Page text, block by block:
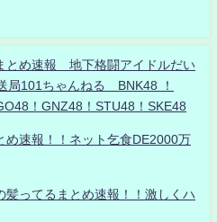
とめ速報 地下格闘アイドルだい
101ちゃんねる BNK48 ！
！GNZ48！STU48！SKE48
め速報！！ネット乞食DE2000万
髪ってるまとめ速報！！激しくハ